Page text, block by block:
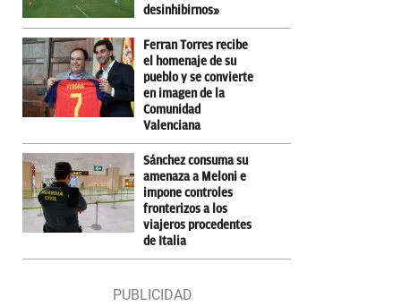
desinhibirnos»
Ferran Torres recibe
el homenaje de su
pueblo y se convierte
en imagen de la
Comunidad
Valenciana
Sánchez consuma su
amenaza a Meloni e
impone controles
fronterizos a los
viajeros procedentes
de Italia